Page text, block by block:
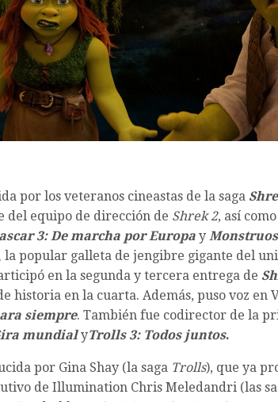
por los veteranos cineastas de la saga
del equipo de dirección de Shrek 2, así
3: De marcha por Europa y
la popular galleta de jengibre gigante del
en la segunda y tercera entrega de
historia en la cuarta. Además, puso voz en
siempre. También fue codirector de la
mundialyTrolls 3: Todos juntos.
por Gina Shay (la saga Trolls), que ya
de Illumination Chris Meledandri (las